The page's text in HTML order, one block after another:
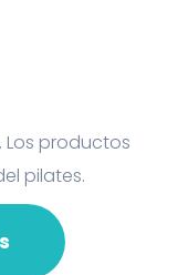
Los productos
pilates.